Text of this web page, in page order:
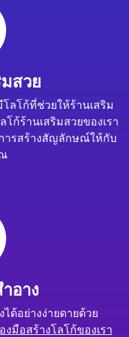
สวย
ลโก้ที่ช่วยให้ร้านเสริม
ก้ร้านเสริมสวยของเรา
ารสร้างสัญลักษณ์ให้กับ
อาง
ด้อย่างง่ายดายด้วย
งมือสร้างโลโก้ของเรา